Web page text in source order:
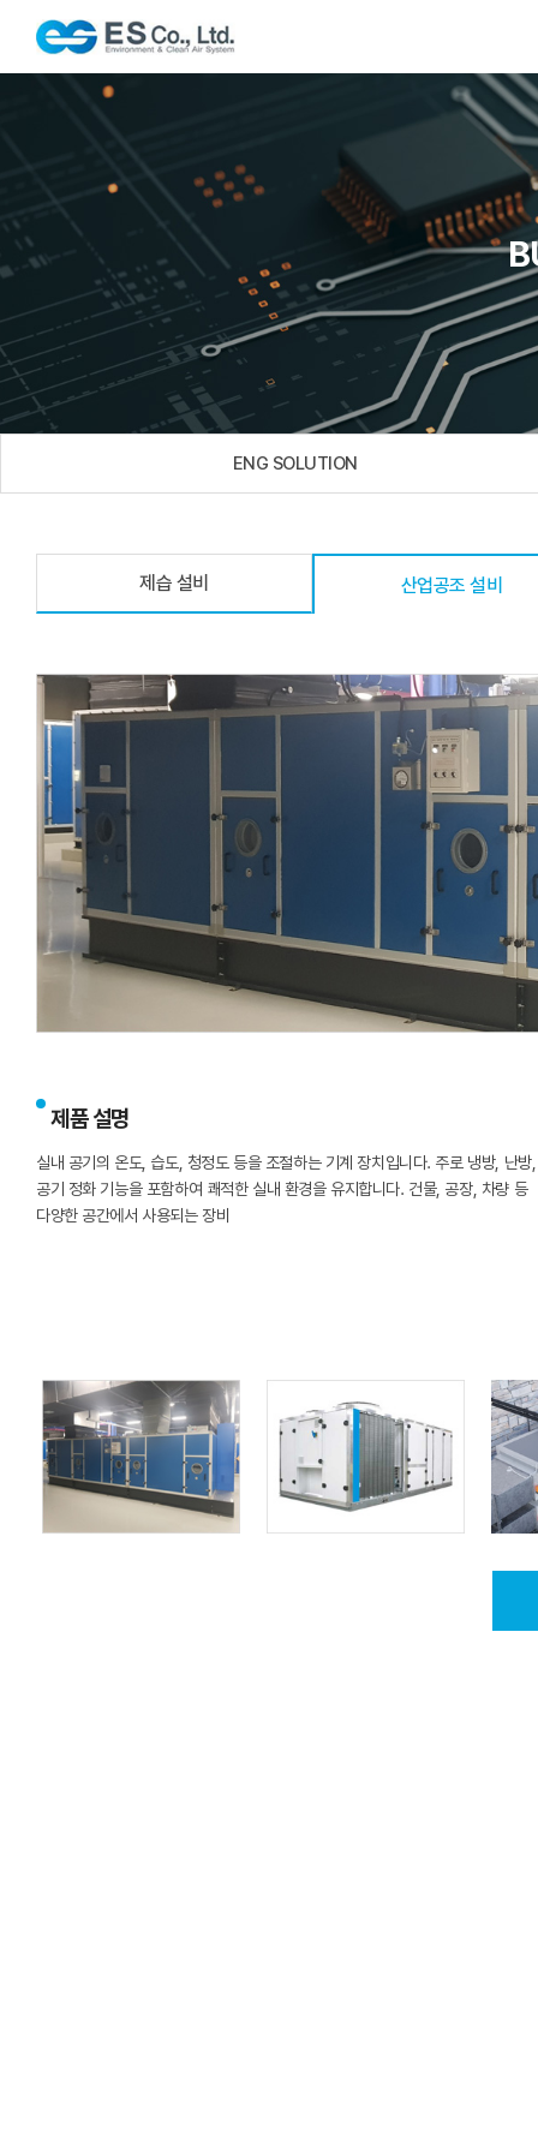
ENG SOLUTION
제습 설비 산업공조 설비
제품 설명
실내 공기의 온도, 습도, 청정도 등을 조절하는 기계 장치입니다. 주로 냉방, 난방
공기 정화 기능을 포함하여 쾌적한 실내 환경을 유지합니다. 건물, 공장, 차량 등
다양한 공간에서 사용되는 장비